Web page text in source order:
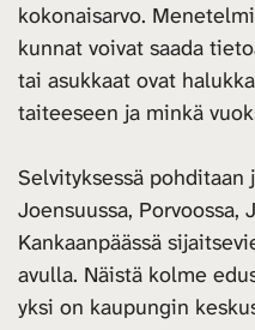
kokonaisarvo.
kunnat voivat saada
tai asukkaat ovat
taiteeseen ja minkä
Selvityksessä
Joensuussa, Porvoossa,
Kankaanpäässä
avulla. Näistä kolme
yksi on kaupungin